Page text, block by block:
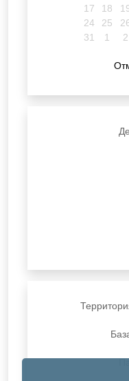
17
18
24
25
31
1 2